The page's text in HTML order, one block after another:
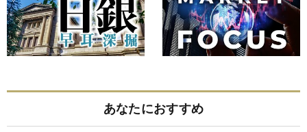
あなたにおすすめ